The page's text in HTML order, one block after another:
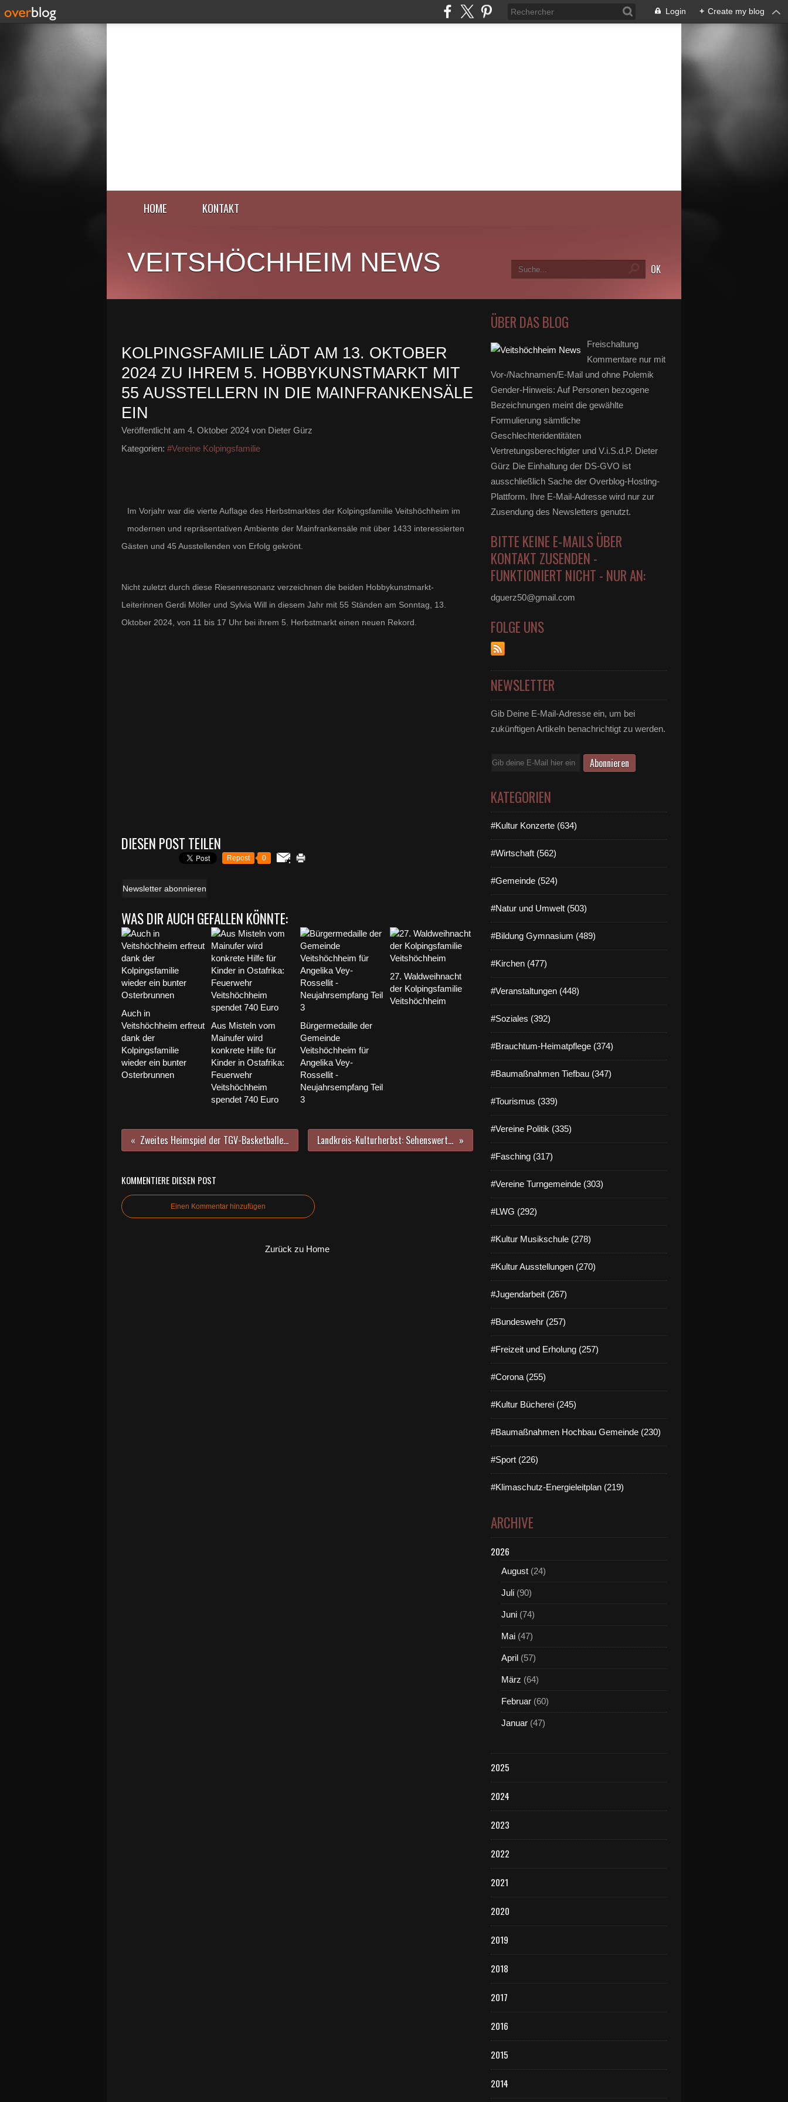
Login + Create my blog
HOME KONTAKT
VEITSHÖCHHEIM NEWS
KOLPINGSFAMILIE LÄDT AM 13. OKTOBER
2024 ZU IHREM 5. HOBBYKUNSTMARKT MIT
55 AUSSTELLERN IN DIE MAINFRANKENSÄLE
EIN
Veröffentlicht am 4. Oktober 2024 von Dieter Gürz
Kategorien: #Vereine Kolpingsfamilie
Im Vorjahr war die vierte Auflage des Herbstmarktes der Kolpingsfamilie Veitshöchheim im
modernen und repräsentativen Ambiente der Mainfrankensäle mit über 1433 interessierten
Gästen und 45 Ausstellenden von Erfolg gekrönt.
Nicht zuletzt durch diese Riesenresonanz verzeichnen die beiden Hobbykunstmarkt-
Leiterinnen Gerdi Möller und Sylvia Will in diesem Jahr mit 55 Ständen am Sonntag, 13.
Oktober 2024, von 11 bis 17 Uhr bei ihrem 5. Herbstmarkt einen neuen Rekord.
DIESEN POST TEILEN
Repost 0
Newsletter abonnieren
WAS DIR AUCH GEFALLEN KÖNNTE:
Auch in
Veitshöchheim erfreut
dank der
Kolpingsfamilie
wieder ein bunter
Osterbrunnen
Aus Misteln vom
Mainufer wird
konkrete Hilfe für
Kinder in Ostafrika:
Feuerwehr
Veitshöchheim
spendet 740 Euro
Bürgermedaille der
Gemeinde
Veitshöchheim für
Angelika Vey-
Rossellit -
Neujahrsempfang Teil
3
27. Waldweihnacht
der Kolpingsfamilie
Veitshöchheim
Zweites Heimspiel der TGV-Basketballer in der Regionalliga am 5.10.2024 gegen große Unbekannte Landkreis-Kulturherbst: Sehenswerte Open-Air-Ausstellung des 83jährigen Peter Mannheim
KOMMENTIERE DIESEN POST
Einen Kommentar hinzufügen
Zurück zu Home
ÜBER DAS BLOG
Freischaltung
Kommentare nur mit
Vor-/Nachnamen/E-Mail und ohne Polemik
Gender-Hinweis: Auf Personen bezogene
Bezeichnungen meint die gewählte
Formulierung sämtliche
Geschlechteridentitäten
Vertretungsberechtigter und V.i.S.d.P. Dieter
Gürz Die Einhaltung der DS-GVO ist
ausschließlich Sache der Overblog-Hosting-
Plattform. Ihre E-Mail-Adresse wird nur zur
Zusendung des Newsletters genutzt.
BITTE KEINE E-MAILS ÜBER
KONTAKT ZUSENDEN -
FUNKTIONIERT NICHT - NUR AN:
dguerz50@gmail.com
FOLGE UNS
NEWSLETTER
Gib Deine E-Mail-Adresse ein, um bei
zukünftigen Artikeln benachrichtigt zu werden.
E-
KATEGORIEN
#Kultur Konzerte (634)
#Wirtschaft (562)
#Gemeinde (524)
#Natur und Umwelt (503)
#Bildung Gymnasium (489)
#Kirchen (477)
#Veranstaltungen (448)
#Soziales (392)
#Brauchtum-Heimatpflege (374)
#Baumaßnahmen Tiefbau (347)
#Tourismus (339)
#Vereine Politik (335)
#Fasching (317)
#Vereine Turngemeinde (303)
#LWG (292)
#Kultur Musikschule (278)
#Kultur Ausstellungen (270)
#Jugendarbeit (267)
#Bundeswehr (257)
#Freizeit und Erholung (257)
#Corona (255)
#Kultur Bücherei (245)
#Baumaßnahmen Hochbau Gemeinde (230)
#Sport (226)
#Klimaschutz-Energieleitplan (219)
ARCHIVE
2026
August (24)
Juli (90)
Juni (74)
Mai (47)
April (57)
März (64)
Februar (60)
Januar (47)
2025
2024
2023
2022
2021
2020
2019
2018
2017
2016
2015
2014